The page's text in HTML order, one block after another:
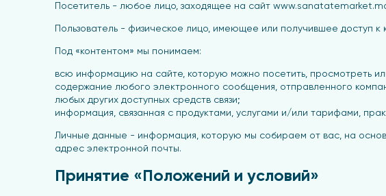
Посетитель - любое лицо, заходящее на сайт
Пользователь - физическое лицо, имеющее или получившее доступ к
Под «контентом» мы понимаем:
всю информацию на сайте, которую можно посетить, просмотреть
содержание любого электронного сообщения, отправленного
любых других доступных средств связи;
информация, связанная с продуктами, услугами и/или тарифами,
Личные данные - информация, которую мы собираем от вас, на
адрес электронной почты.
Принятие «Положений и условий»